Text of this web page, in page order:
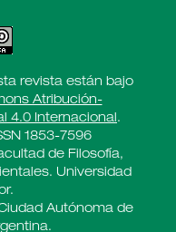
revista están bajo
Atribución-
4.0 Internacional .
1853-7596
de Filosofía,
Universidad
Autónoma de